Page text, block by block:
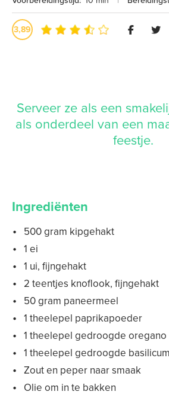
3,89
Serveer ze als een
als onderdeel van een
feestje.
Ingrediënten
500 gram kipgehakt
1 ei
1 ui, fijngehakt
2 teentjes knoflook, fijngehakt
50 gram paneermeel
1 theelepel paprikapoeder
1 theelepel gedroogde oregano
1 theelepel gedroogde basilicum
Zout en peper naar smaak
Olie om in te bakken